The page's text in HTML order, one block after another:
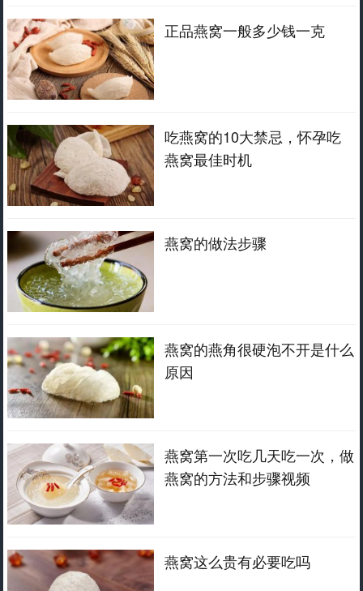
正品燕窝一般多少钱一克
吃燕窝的10大禁忌，怀孕吃
燕窝最佳时机
燕窝的做法步骤
燕窝的燕角很硬泡不开是什么
原因
燕窝第一次吃几天吃一次，做
燕窝的方法和步骤视频
燕窝这么贵有必要吃吗